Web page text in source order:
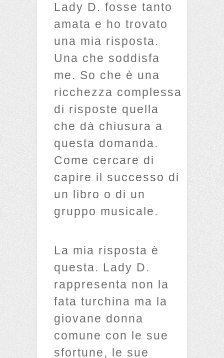
Lady D. fosse tanto
amata e ho trovato
una mia risposta.
Una che soddisfa
me. So che è una
ricchezza complessa
di risposte quella
che dà chiusura a
questa domanda.
Come cercare di
capire il successo di
un libro o di un
gruppo musicale.
La mia risposta è
questa. Lady D.
rappresenta non la
fata turchina ma la
giovane donna
comune con le sue
sfortune, le sue